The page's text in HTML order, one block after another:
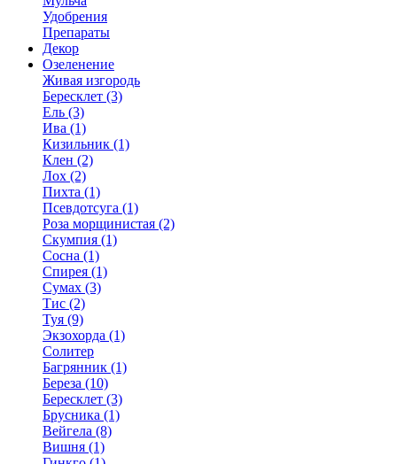
Удобрения
Препараты
Декор
Озеленение
Живая изгородь
Бересклет (3)
Ель (3)
Ива (1)
Кизильник (1)
Клен (2)
Лох (2)
Пихта (1)
Псевдотсуга (1)
Роза морщинистая (2)
Скумпия (1)
Сосна (1)
Спирея (1)
Сумах (3)
Тис (2)
Туя (9)
Экзохорда (1)
Солитер
Багрянник (1)
Береза (10)
Бересклет (3)
Брусника (1)
Вейгела (8)
Вишня (1)